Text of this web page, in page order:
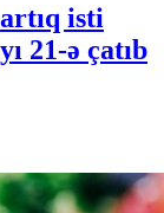
isti
21-ə çatıb